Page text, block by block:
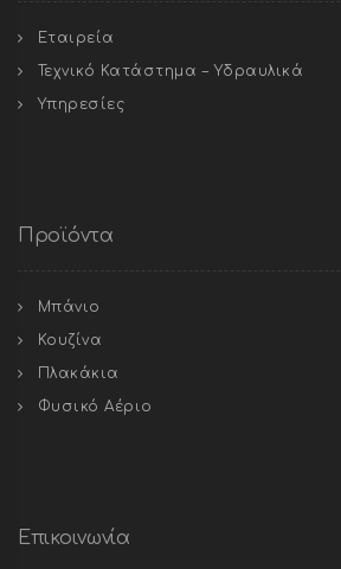
Εταιρεία
Τεχνικό Κατάστημα – Υδραυλικά
Υπηρεσίες
Προϊόντα
Μπάνιο
Κουζίνα
Πλακάκια
Φυσικό Αέριο
Επικοινωνία